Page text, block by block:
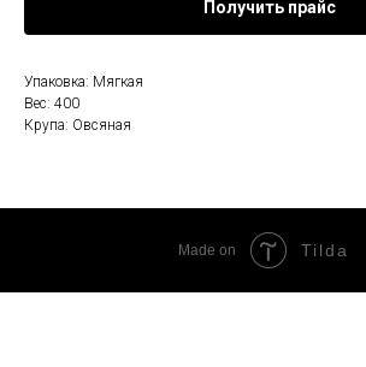
Получить прайс
Упаковка: Мягкая
Вес: 400
Крупа: Овсяная
Made on Tilda